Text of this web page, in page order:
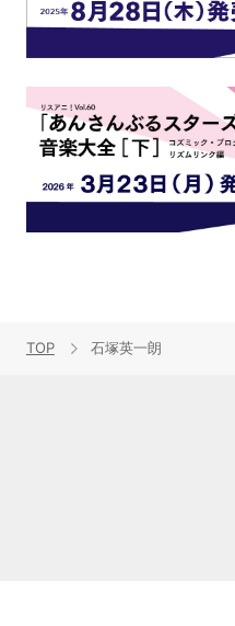
TOP 石塚英一朗